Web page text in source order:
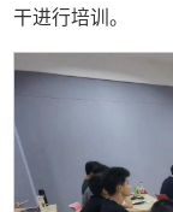
干进行培训。